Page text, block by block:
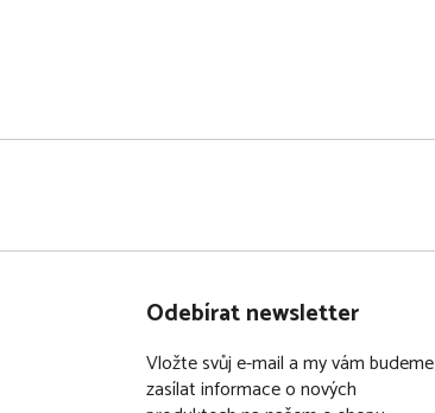
Odebírat newsletter
Vložte svůj e-mail a my vám budeme
zasílat informace o nových